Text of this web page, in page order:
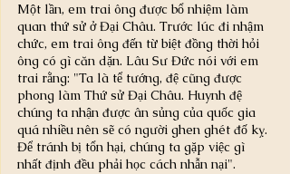
Một lần, em trai ông được bổ nhiệm làm
quan thứ sử ở Đại Châu. Trước lúc đi nhậm
chức, em trai ông đến từ biệt đồng thời hỏi
ông có gì căn dặn. Lâu Sư Đức nói với em
trai rằng: "Ta là tể tướng, đệ cũng được
phong làm Thứ sử Đại Châu. Huynh đệ
chúng ta nhận được ân sủng của quốc gia
quá nhiều nên sẽ có người ghen ghét đố kỵ.
Để tránh bị tổn hại, chúng ta gặp việc gì
nhất định đều phải học cách nhẫn nại".